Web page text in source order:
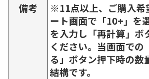
備考
※11点以上、ご購入希
ート画面で「10+」を
を入力し「再計算」ボ
ください。当画面での
る」ボタン押下時の数
結構です。